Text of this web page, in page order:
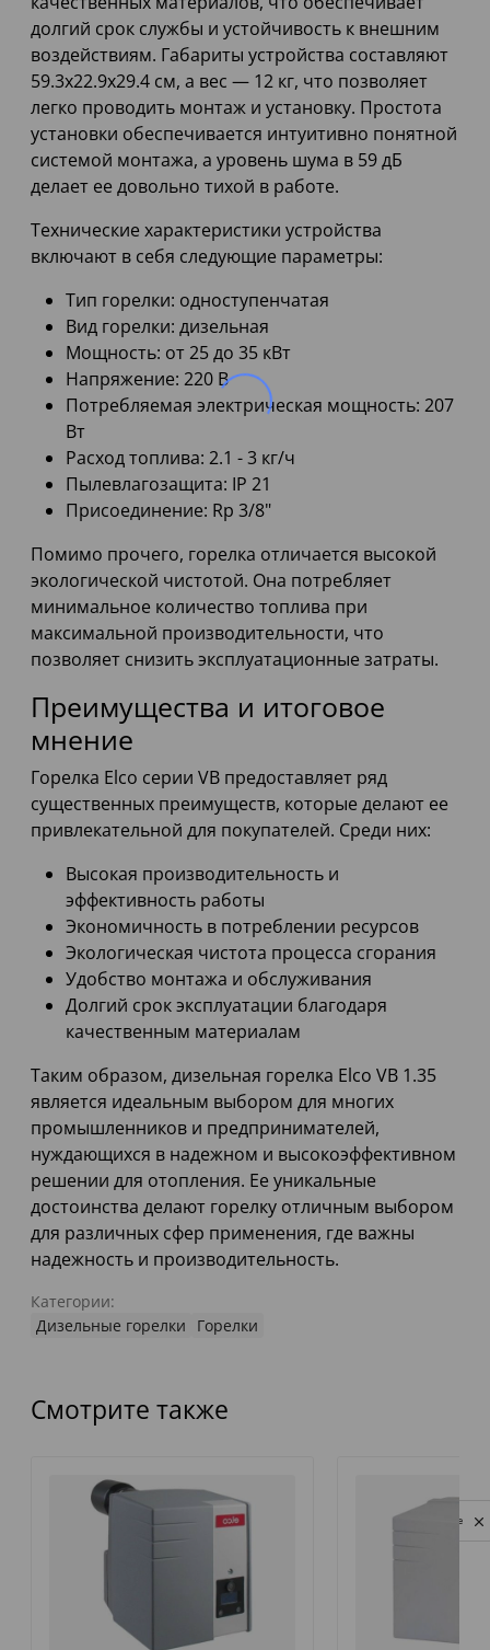
долгий срок службы и устойчивость к внешним
воздействиям. Габариты устройства составляют
59.3х22.9х29.4 см, а вес — 12 кг, что позволяет
легко проводить монтаж и установку. Простота
установки обеспечивается интуитивно понятной
системой монтажа, а уровень шума в 59 дБ
делает ее довольно тихой в работе.
Технические характеристики устройства
включают в себя следующие параметры:
Тип горелки: одноступенчатая
Вид горелки: дизельная
Мощность: от 25 до 35 кВт
Напряжение: 220 В
Потребляемая электрическая мощность: 207
Вт
Расход топлива: 2.1 - 3 кг/ч
Пылевлагозащита: IP 21
Присоединение: Rp 3/8"
Помимо прочего, горелка отличается высокой
экологической чистотой. Она потребляет
минимальное количество топлива при
максимальной производительности, что
позволяет снизить эксплуатационные затраты.
Преимущества и итоговое
мнение
Горелка Elco серии VB предоставляет ряд
существенных преимуществ, которые делают ее
привлекательной для покупателей. Среди них:
Высокая производительность и
эффективность работы
Экономичность в потреблении ресурсов
Экологическая чистота процесса сгорания
Удобство монтажа и обслуживания
Долгий срок эксплуатации благодаря
качественным материалам
Таким образом, дизельная горелка Elco VB 1.35
является идеальным выбором для многих
промышленников и предпринимателей,
нуждающихся в надежном и высокоэффективном
решении для отопления. Ее уникальные
достоинства делают горелку отличным выбором
для различных сфер применения, где важны
надежность и производительность.
Категории:
Дизельные горелки
Горелки
Смотрите также
Privacy notice